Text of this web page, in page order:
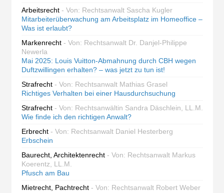
Arbeitsrecht - Von: Rechtsanwalt Sascha Kugler
Mitarbeiterüberwachung am Arbeitsplatz im Homeoffice –
Was ist erlaubt?
Markenrecht - Von: Rechtsanwalt Dr. Danjel-Philippe
Newerla
Mai 2025: Louis Vuitton-Abmahnung durch CBH wegen
Duftzwillingen erhalten? – was jetzt zu tun ist!
Strafrecht - Von: Rechtsanwalt Mathias Grasel
Richtiges Verhalten bei einer Hausdurchsuchung
Strafrecht - Von: Rechtsanwältin Sandra Däschlein, LL.M.
Wie finde ich den richtigen Anwalt?
Erbrecht - Von: Rechtsanwalt Daniel Hesterberg
Erbschein
Baurecht, Architektenrecht - Von: Rechtsanwalt Markus
Koerentz, LL.M.
Pfusch am Bau
Mietrecht, Pachtrecht - Von: Rechtsanwalt Robert Weber